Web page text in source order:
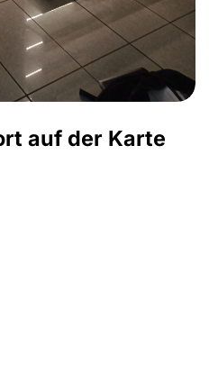
auf der Karte